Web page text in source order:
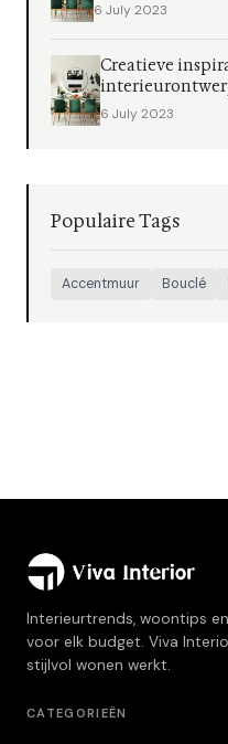
6 July 2023
Creatieve
6 July 2023
Populaire Tags
Accentmuur Bouclé
Interieurtrends, woontips
voor elk budget. Viva
stijlvol wonen werkt.
CATEGORIEËN